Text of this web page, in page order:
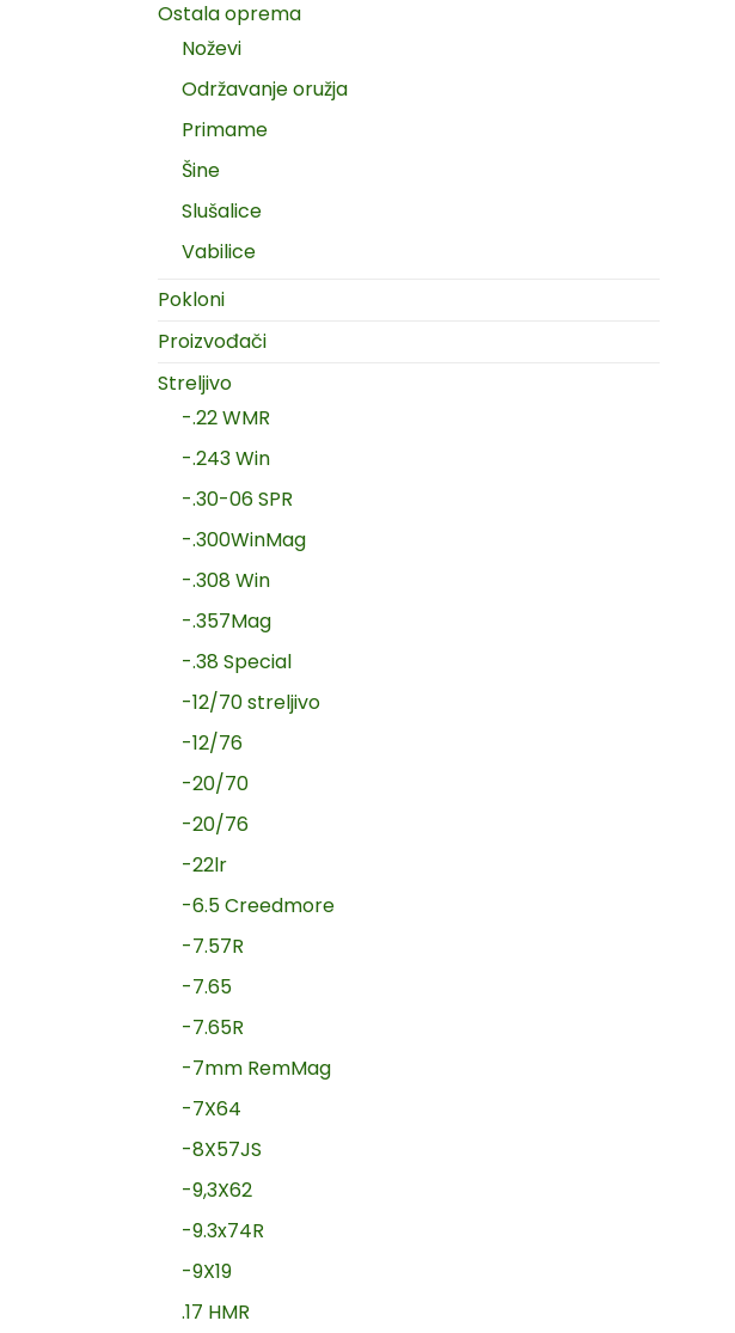
Ostala oprema
Noževi
Održavanje oružja
Primame
Šine
Slušalice
Vabilice
Pokloni
Proizvođači
Streljivo
-.22 WMR
-.243 Win
-.30-06 SPR
-.300WinMag
-.308 Win
-.357Mag
-.38 Special
-12/70 streljivo
-12/76
-20/70
-20/76
-22lr
-6.5 Creedmore
-7.57R
-7.65
-7.65R
-7mm RemMag
-7X64
-8X57JS
-9,3X62
-9.3x74R
-9X19
.17 HMR